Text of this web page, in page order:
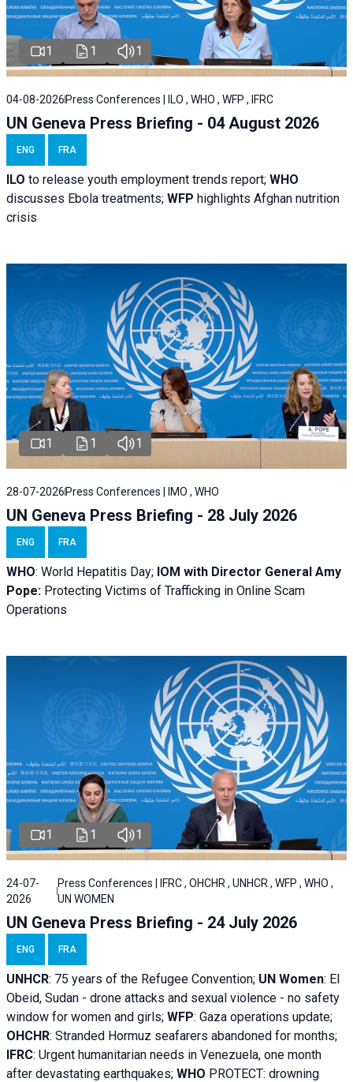
1 1 1
04-08-2026 Press Conferences | ILO , WHO , WFP , IFRC
UN Geneva Press Briefing - 04 August 2026
ENG FRA
ILO to release youth employment trends report; WHO
discusses Ebola treatments; WFP highlights Afghan nutrition
crisis
1 1 1
28-07-2026Press Conferences | IMO , WHO
UN Geneva Press Briefing - 28 July 2026
ENG FRA
WHO: World Hepatitis Day; IOM with Director General Amy
Pope: Protecting Victims of Trafficking in Online Scam
Operations
1 1 1
24-07-
2026
Press Conferences | IFRC , OHCHR , UNHCR , WFP , WHO ,
UN WOMEN
UN Geneva Press Briefing - 24 July 2026
ENG FRA
UNHCR: 75 years of the Refugee Convention; UN Women: El
Obeid, Sudan - drone attacks and sexual violence - no safety
window for women and girls; WFP: Gaza operations update;
OHCHR: Stranded Hormuz seafarers abandoned for months;
IFRC: Urgent humanitarian needs in Venezuela, one month
after devastating earthquakes; WHO PROTECT: drowning